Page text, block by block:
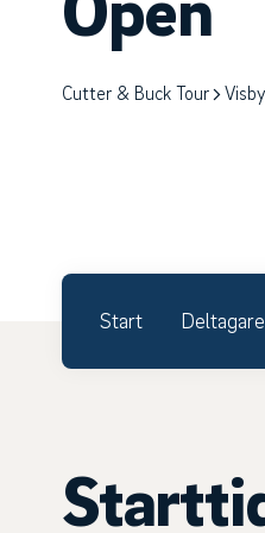
Cutter & Buck Tour
Start Deltagare